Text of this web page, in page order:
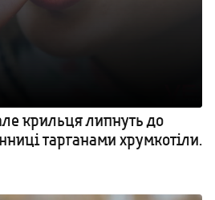
крильця липнуть до
тарганами хрумкотіли.